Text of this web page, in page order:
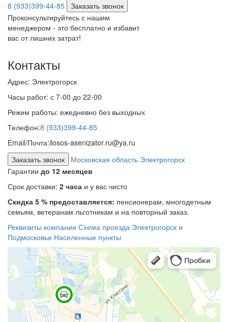
8 (933)399-44-85 Заказать звонок
Проконсультируйтесь с нашим
менеджером - это бесплатно и избавит
вас от лишних затрат!
Контакты
Адрес: Электрогорск
Часы работ: с 7-00 до 22-00
Режим работы: ежедневно без выходных
Телефон:8 (933)399-44-85
Email/Почта:ilosos-asenizator.ru@ya.ru
Заказать звонок
Московская область Электрогорск
Гарантии до 12 месяцев
Срок доставки: 2 часа и у вас чисто
Скидка 5 % предоставляется: пенсионерам, многодетным
семьям, ветеранам льготникам и на повторный заказ.
Реквизиты компании Схема проезда Электрогорск и
Подмосковье Населенные пункты